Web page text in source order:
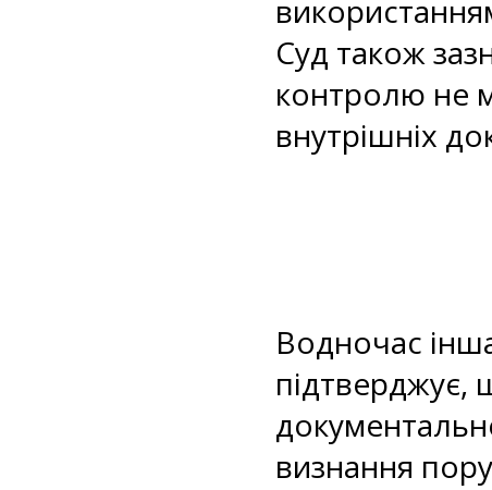
Суд також
контролю не
внутрішніх
Водночас
підтверджує,
визнання